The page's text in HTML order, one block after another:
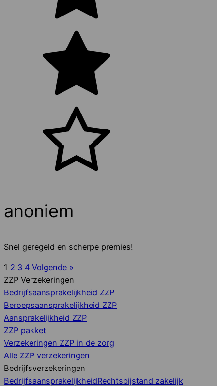
anoniem
Snel geregeld en scherpe premies!
1 2 3 4 Volgende »
ZZP Verzekeringen
Bedrijfsaansprakelijkheid ZZP
Beroepsaansprakelijkheid ZZP
Aansprakelijkheid ZZP
ZZP pakket
Verzekeringen ZZP in de zorg
Alle ZZP verzekeringen
Bedrijfsverzekeringen
BedrijfsaansprakelijkheidRechtsbijstand zakelijk